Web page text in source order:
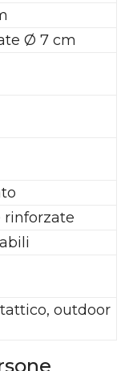
Ø 7 cm
rinforzate
outdoor